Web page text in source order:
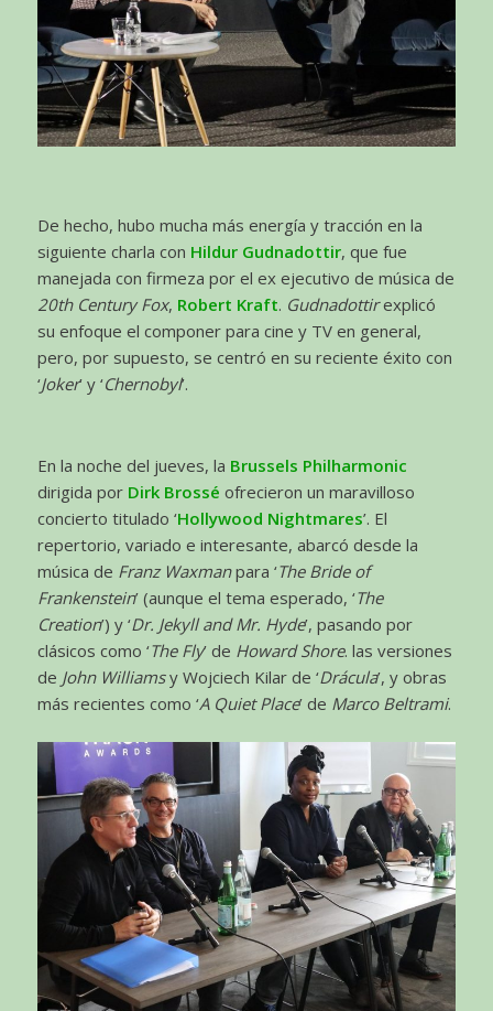
De hecho, hubo mucha más energía y tracción en la
siguiente charla con Hildur Gudnadottir, que fue
manejada con firmeza por el ex ejecutivo de música de
20th Century Fox, Robert Kraft. Gudnadottirexplicó
su enfoque el componer para cine y TV en general,
pero, por supuesto, se centró en su reciente éxito con
‘Joker’ y ‘Chernobyl’.
En la noche del jueves, la Brussels Philharmonic
dirigida por Dirk Brossé ofrecieron un maravilloso
concierto titulado ‘Hollywood Nightmares’. El
repertorio, variado e interesante, abarcó desde la
música de Franz Waxmanpara ‘The Bride of
Frankenstein’ (aunque el tema esperado, ‘The
Creation’) y ‘Dr. Jekyll and Mr. Hyde’, pasando por
clásicos como ‘The Fly’ de Howard Shore. las versiones
de John Williamsy Wojciech Kilar de ‘Drácula’, y obras
más recientes como ‘A Quiet Place’ de Marco Beltrami.